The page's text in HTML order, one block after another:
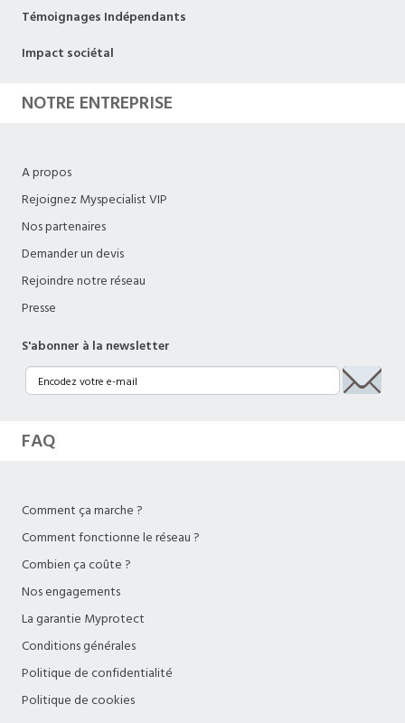
Témoignages Indépendants
Impact sociétal
NOTRE ENTREPRISE
A propos
Rejoignez Myspecialist VIP
Nos partenaires
Demander un devis
Rejoindre notre réseau
Presse
S'abonner à la newsletter
FAQ
Comment ça marche ?
Comment fonctionne le réseau ?
Combien ça coûte ?
Nos engagements
La garantie Myprotect
Conditions générales
Politique de confidentialité
Politique de cookies